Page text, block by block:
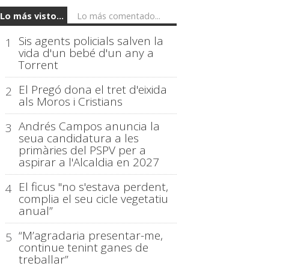
Lo más visto... Lo más comentado...
1 Sis agents policials salven la
vida d'un bebé d'un any a
Torrent
2 El Pregó dona el tret d'eixida
als Moros i Cristians
3 Andrés Campos anuncia la
seua candidatura a les
primàries del PSPV per a
aspirar a l'Alcaldia en 2027
4 El ficus "no s'estava perdent,
complia el seu cicle vegetatiu
anual”
5 “M’agradaria presentar-me,
continue tenint ganes de
treballar”